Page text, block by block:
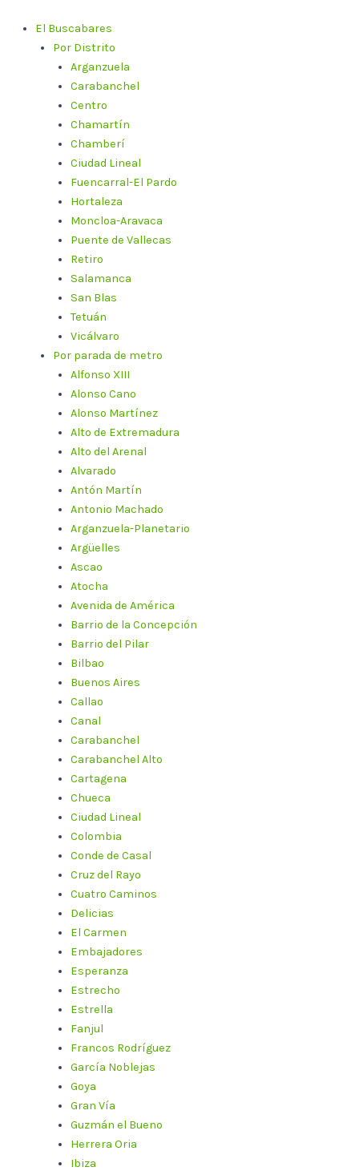
contenido
El Buscabares
Por Distrito
Arganzuela
Carabanchel
Centro
Chamartín
Chamberí
Ciudad Lineal
Fuencarral-El Pardo
Hortaleza
Moncloa-Aravaca
Puente de Vallecas
Retiro
Salamanca
San Blas
Tetuán
Vicálvaro
Por parada de metro
Alfonso XIII
Alonso Cano
Alonso Martínez
Alto de Extremadura
Alto del Arenal
Alvarado
Antón Martín
Antonio Machado
Arganzuela-Planetario
Argüelles
Ascao
Atocha
Avenida de América
Barrio de la Concepción
Barrio del Pilar
Bilbao
Buenos Aires
Callao
Canal
Carabanchel
Carabanchel Alto
Cartagena
Chueca
Ciudad Lineal
Colombia
Conde de Casal
Cruz del Rayo
Cuatro Caminos
Delicias
El Carmen
Embajadores
Esperanza
Estrecho
Estrella
Fanjul
Francos Rodríguez
García Noblejas
Goya
Gran Vía
Guzmán el Bueno
Herrera Oria
Ibiza